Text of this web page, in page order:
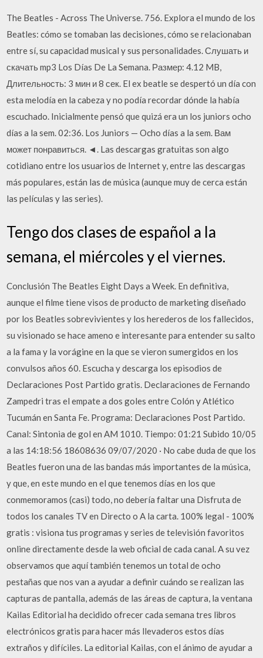
The Beatles - Across The Universe. 756. Explora el mundo de los
Beatles: cómo se tomaban las decisiones, cómo se relacionaban
entre sí, su capacidad musical y sus personalidades. Слушать и
скачать mp3 Los Días De La Semana. Размер: 4.12 MB,
Длительность: 3 мин и 8 сек. El ex beatle se despertó un día con
esta melodía en la cabeza y no podía recordar dónde la había
escuchado. Inicialmente pensó que quizá era un los juniors ocho
días a la sem. 02:36. Los Juniors — Ocho días a la sem. Вам
может понравиться. ◄. Las descargas gratuitas son algo
cotidiano entre los usuarios de Internet y, entre las descargas
más populares, están las de música (aunque muy de cerca están
las películas y las series).
Tengo dos clases de español a la
semana, el miércoles y el viernes.
Conclusión The Beatles Eight Days a Week. En definitiva,
aunque el filme tiene visos de producto de marketing diseñado
por los Beatles sobrevivientes y los herederos de los fallecidos,
su visionado se hace ameno e interesante para entender su salto
a la fama y la vorágine en la que se vieron sumergidos en los
convulsos años 60. Escucha y descarga los episodios de
Declaraciones Post Partido gratis. Declaraciones de Fernando
Zampedri tras el empate a dos goles entre Colón y Atlético
Tucumán en Santa Fe. Programa: Declaraciones Post Partido.
Canal: Sintonia de gol en AM 1010. Tiempo: 01:21 Subido 10/05
a las 14:18:56 18608636 09/07/2020 · No cabe duda de que los
Beatles fueron una de las bandas más importantes de la música,
y que, en este mundo en el que tenemos días en los que
conmemoramos (casi) todo, no debería faltar una Disfruta de
todos los canales TV en Directo o A la carta. 100% legal - 100%
gratis : visiona tus programas y series de televisión favoritos
online directamente desde la web oficial de cada canal. A su vez
observamos que aquí también tenemos un total de ocho
pestañas que nos van a ayudar a definir cuándo se realizan las
capturas de pantalla, además de las áreas de captura, la ventana
Kailas Editorial ha decidido ofrecer cada semana tres libros
electrónicos gratis para hacer más llevaderos estos días
extraños y difíciles. La editorial Kailas, con el ánimo de ayudar a